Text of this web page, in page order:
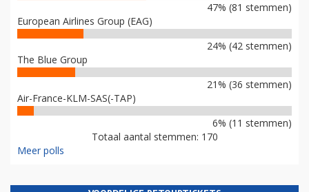
47% (81 stemmen)
European Airlines Group (EAG)
24% (42 stemmen)
The Blue Group
21% (36 stemmen)
Air-France-KLM-SAS(-TAP)
6% (11 stemmen)
Totaal aantal stemmen: 170
Meer polls